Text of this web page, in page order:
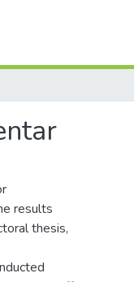
results
thesis,